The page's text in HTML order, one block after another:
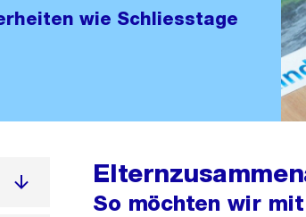
wie Schliesstage
So möchten wir